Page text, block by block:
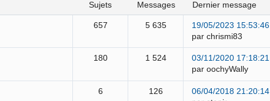
sujets messages dernier message
657 5 635
19/05/2023 15:53:46
par chrismi83
180 1 524
03/11/2020 17:18:21
par oochyWally
6 126
06/04/2018 21:20:14